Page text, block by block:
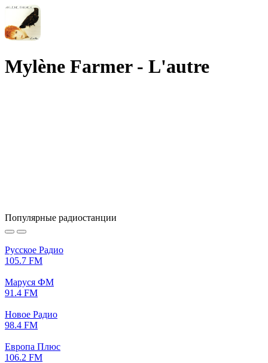
Mylène Farmer - L'autre
Популярные радиостанции
Русское Радио
105.7 FM
Маруся ФМ
91.4 FM
Новое Радио
98.4 FM
Европа Плюс
106.2 FM